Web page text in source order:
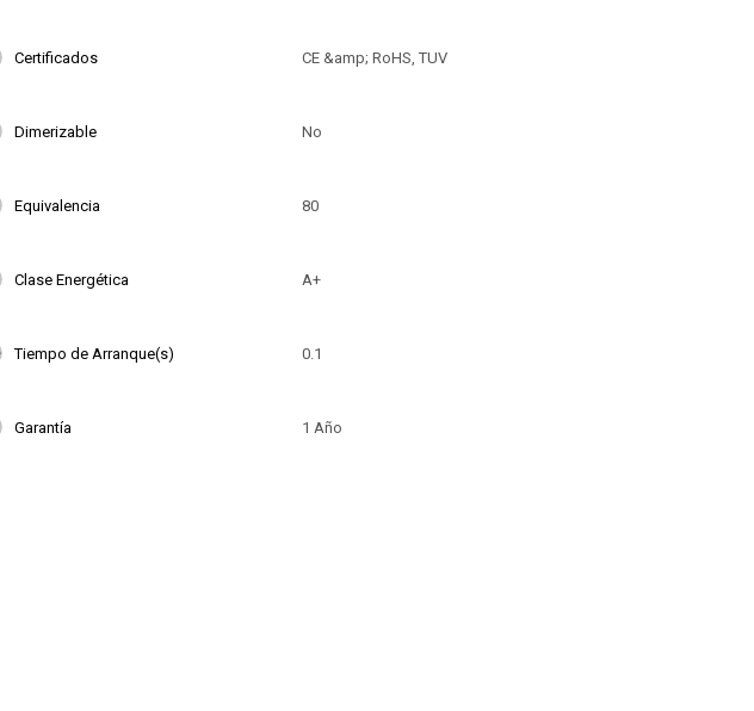
Certificados CE &amp; RoHS, TUV
Dimerizable No
Equivalencia 80
Clase Energética A+
Tiempo de Arranque(s) 0.1
Garantía 1 Año